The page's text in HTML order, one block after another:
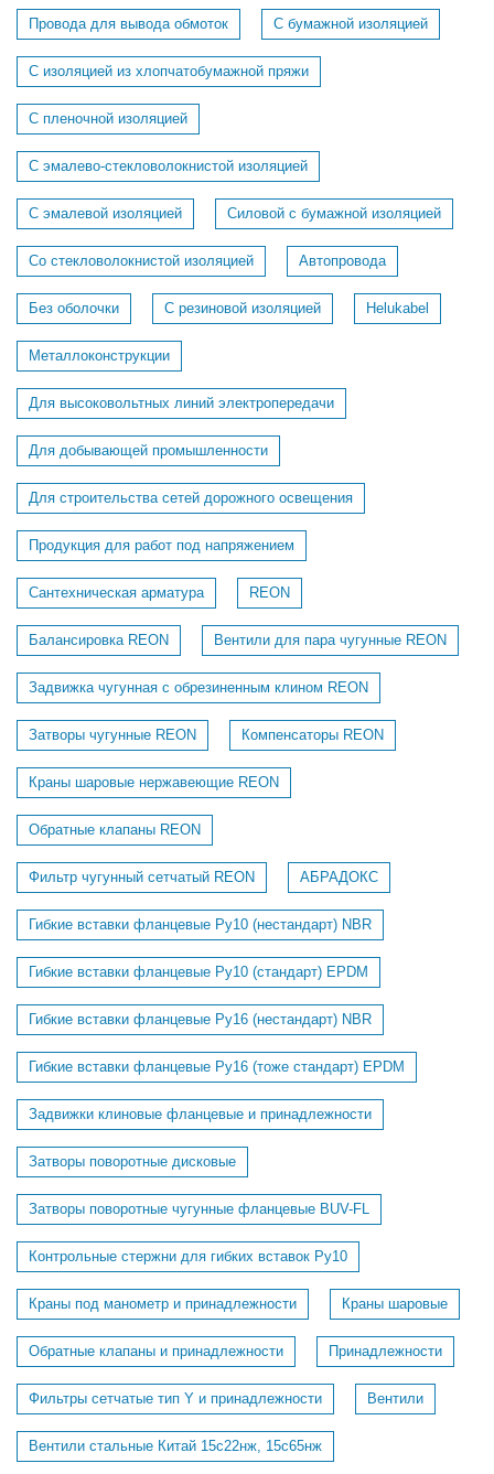
Провода для вывода обмоток С бумажной изоляцией
С изоляцией из хлопчатобумажной пряжи
С пленочной изоляцией
С эмалево-стекловолокнистой изоляцией
С эмалевой изоляцией Силовой с бумажной изоляцией
Со стекловолокнистой изоляцией Автопровода
Без оболочки С резиновой изоляцией Helukabel
Металлоконструкции
Для высоковольтных линий электропередачи
Для добывающей промышленности
Для строительства сетей дорожного освещения
Продукция для работ под напряжением
Сантехническая арматура REON
Балансировка REON Вентили для пара чугунные REON
Задвижка чугунная с обрезиненным клином REON
Затворы чугунные REON Компенсаторы REON
Краны шаровые нержавеющие REON
Обратные клапаны REON
Фильтр чугунный сетчатый REON АБРАДОКС
Гибкие вставки фланцевые Ру10 (нестандарт) NBR
Гибкие вставки фланцевые Ру10 (стандарт) EPDM
Гибкие вставки фланцевые Ру16 (нестандарт) NBR
Гибкие вставки фланцевые Ру16 (тоже стандарт) EPDM
Задвижки клиновые фланцевые и принадлежности
Затворы поворотные дисковые
Затворы поворотные чугунные фланцевые BUV-FL
Контрольные стержни для гибких вставок Ру10
Краны под манометр и принадлежности Краны шаровые
Обратные клапаны и принадлежности Принадлежности
Фильтры сетчатые тип Y и принадлежности Вентили
Вентили стальные Китай 15с22нж, 15с65нж